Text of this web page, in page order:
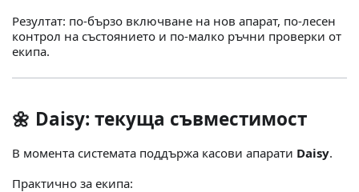
Резултат: по-бързо включване на нов апарат, по-лесен
контрол на състоянието и по-малко ръчни проверки от
екипа.
🌼 Daisy: текуща съвместимост
В момента системата поддържа касови апарати Daisy.
Практично за екипа: